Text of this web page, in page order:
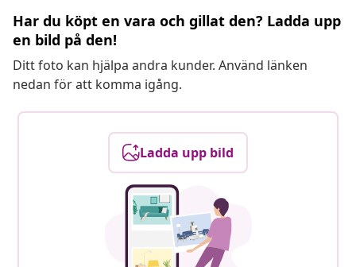
Har du köpt en vara och gillat den? Ladda upp
en bild på den!
Ditt foto kan hjälpa andra kunder. Använd länken
nedan för att komma igång.
Ladda upp bild